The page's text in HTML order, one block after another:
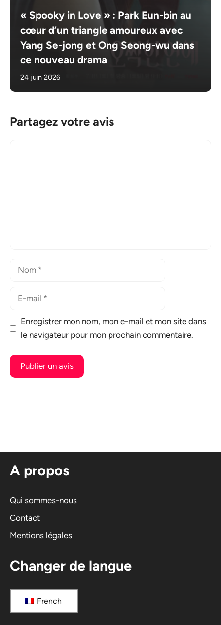
« Spooky in Love » : Park Eun-bin au
cœur d’un triangle amoureux avec
Yang Se-jong et Ong Seong-wu dans
ce nouveau drama
24 juin 2026
Partagez votre avis
Nom
Enregistrer mon nom, mon e-mail et mon site dans
le navigateur pour mon prochain commentaire.
a
i
e
:
A propos
Qui sommes-nous
Contact
Mentions légales
Changer de langue
French